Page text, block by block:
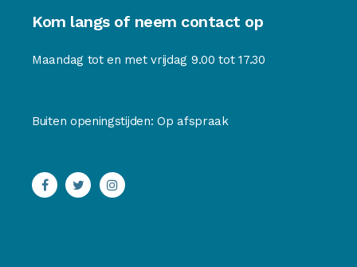
Kom langs of neem contact op
Maandag tot en met vrijdag 9.00 tot 17.30
Buiten openingstijden: Op afspraak